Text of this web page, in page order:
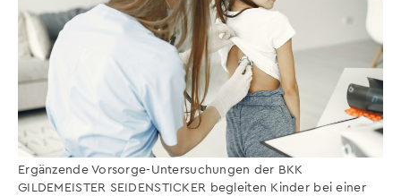
Ergänzende Vorsorge-Untersuchungen der BKK
GILDEMEISTER SEIDENSTICKER begleiten Kinder bei einer